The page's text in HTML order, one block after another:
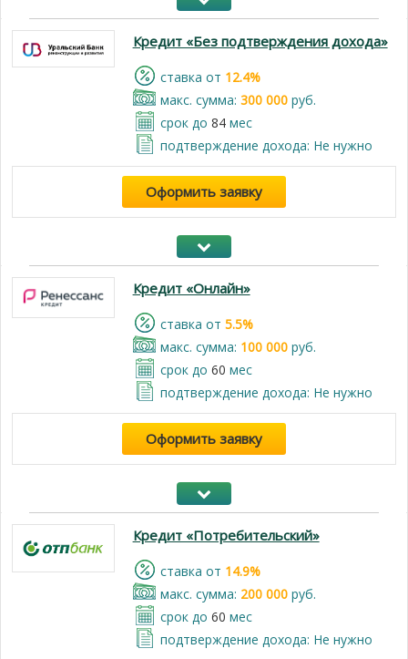
Кредит «Без подтверждения дохода»
cтавка от 12.4%
макс. сумма: 300 000руб.
срок до 84мес
подтверждение дохода: Не нужно
Оформить заявку
Кредит «Онлайн»
cтавка от 5.5%
макс. сумма: 100 000руб.
срок до 60 мес
подтверждение дохода: Не нужно
Оформить заявку
Кредит «Потребительский»
cтавка от 14.9%
макс. сумма: 200 000руб.
срок до 60 мес
подтверждение дохода: Не нужно